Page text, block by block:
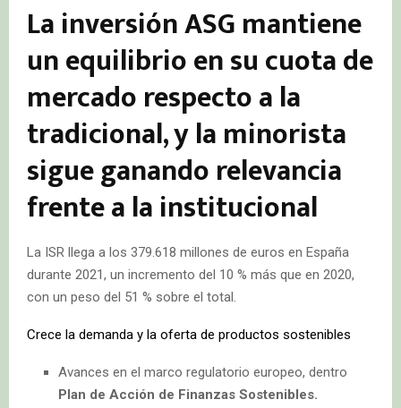
La inversión ASG mantiene
un equilibrio en su cuota de
mercado respecto a la
tradicional, y la minorista
sigue ganando relevancia
frente a la institucional
La ISR llega a los 379.618 millones de euros en España
durante 2021, un incremento del 10 % más que en 2020,
con un peso del 51 % sobre el total.
Crece la demanda y la oferta de productos sostenibles
Avances en el marco regulatorio europeo, dentro
Plan de Acción de Finanzas Sostenibles.